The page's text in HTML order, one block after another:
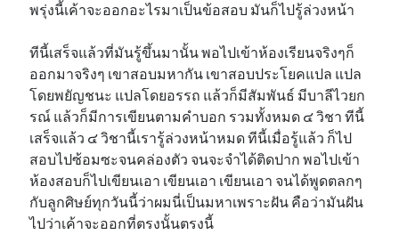
พรุ่งนี้เค้าจะออกอะไรมาเป็นข้อสอบ มันก็ไปรู้ล่วงหน้า
ทีนี้เสร็จแล้วที่มันรู้ขึ้นมานั้น พอไปเข้าห้องเรียนจริงๆก็
ออกมาจริงๆ เขาสอบมหากัน เขาสอบประโยคแปล แปล
โดยพยัญชนะ แปลโดยอรรถ แล้วก็มีสัมพันธ์ มีบาลีไวยก
รณ์ แล้วก็มีการเขียนตามคำบอก รวมทั้งหมด ๔ วิชา ทีนี้
เสร็จแล้ว ๔ วิชานี้เรารู้ล่วงหน้าหมด ทีนี้เมื่อรู้แล้ว ก็ไป
สอบไปซ้อมซะจนคล่องตัว จนจะจำได้ติดปาก พอไปเข้า
ห้องสอบก็ไปเขียนเอา เขียนเอา เขียนเอา จนได้พูดตลกๆ
กับลูกศิษย์ทุกวันนี้ว่าผมนี่เป็นมหาเพราะฝัน คือว่ามันฝัน
ไปว่าเค้าจะออกที่ตรงนั้นตรงนี้